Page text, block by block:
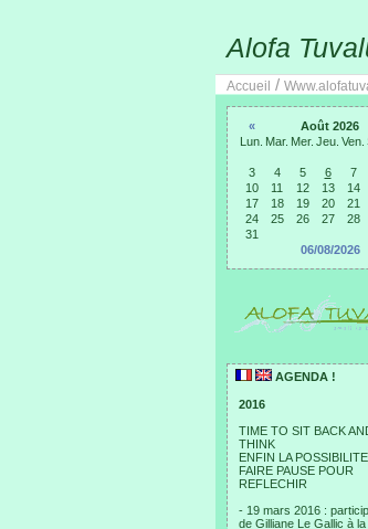
Alofa
Accueil /
« Août 2026
Lun. Mar. Mer. Jeu. Ven.
3
4 5 6 7
10
11 12 13 14
17
18 19 20 21
24
25 26 27 28
31
06/08/2026
AGENDA !
2016
TIME TO SIT BACK
THINK
ENFIN LA
FAIRE PAUSE POUR
REFLECHIR
- 19 mars 2016 :
de Gilliane Le Gallic à la